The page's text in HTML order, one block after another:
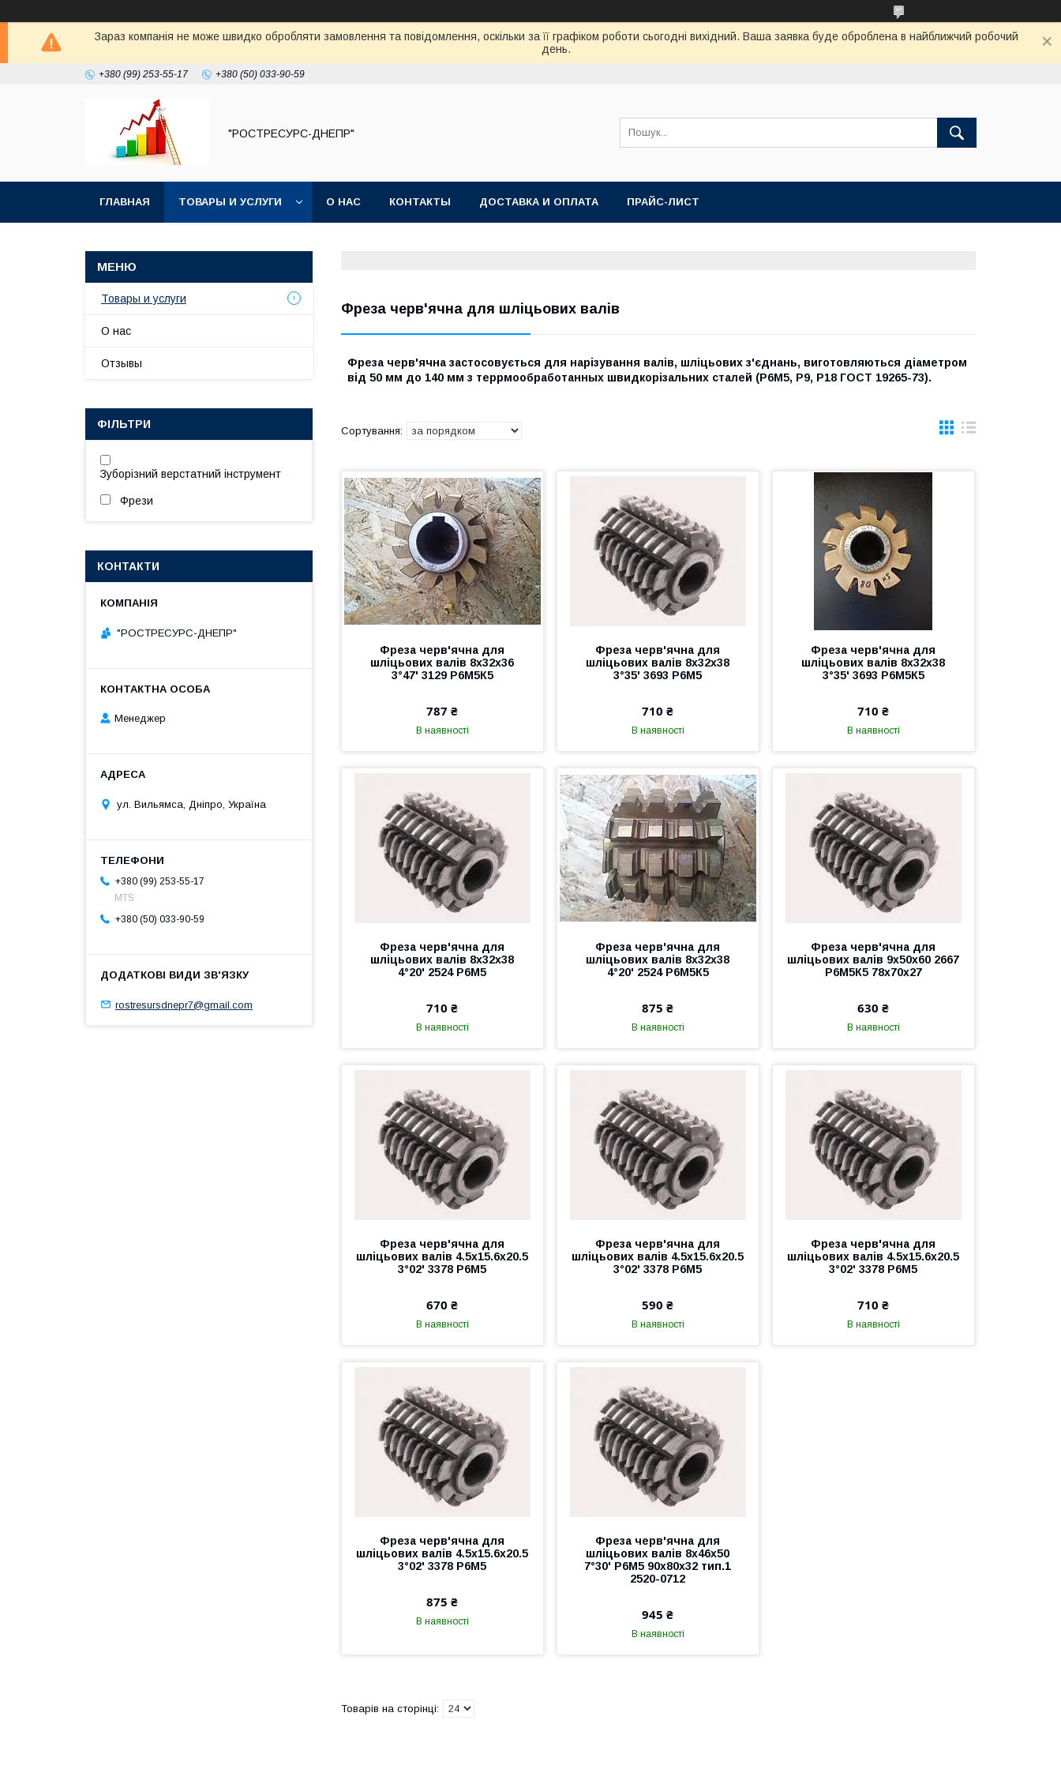
Зараз компанія не може швидко обробляти замовлення та повідомлення, оскільки за її графіком роботи сьогодні вихідний. Ваша заявка буде оброблена в найближчий робочий
день.
+380 (99) 253-55-17 +380 (50) 033-90-59
"РОСТРЕСУРС-ДНЕПР"
ГЛАВНАЯ ТОВАРЫ И УСЛУГИ О НАС КОНТАКТЫ ДОСТАВКА И ОПЛАТА ПРАЙС-ЛИСТ
Фреза черв'ячна для шліцьових валів
Фреза черв'ячна застосовується для нарізування валів, шліцьових з'єднань, виготовляються діаметром
від 50 мм до 140 мм з террмообработанных швидкорізальних сталей (Р6М5, Р9, Р18 ГОСТ 19265-73).
Фреза черв'ячна для
шліцьових валів 8х32х36
3°47' 3129 Р6М5К5
787 ₴
В наявності
Фреза черв'ячна для
шліцьових валів 8х32х38
3°35' 3693 Р6М5
710 ₴
В наявності
Фреза черв'ячна для
шліцьових валів 8х32х38
3°35' 3693 Р6М5К5
710 ₴
В наявності
Фреза черв'ячна для
шліцьових валів 8х32х38
4°20' 2524 Р6М5
710 ₴
В наявності
Фреза черв'ячна для
шліцьових валів 8х32х38
4°20' 2524 Р6М5К5
875 ₴
В наявності
Фреза черв'ячна для
шліцьових валів 9х50х60 2667
Р6М5К5 78х70х27
630 ₴
В наявності
Фреза черв'ячна для
шліцьових валів 4.5х15.6х20.5
3°02' 3378 Р6М5
670 ₴
В наявності
Фреза черв'ячна для
шліцьових валів 4.5х15.6х20.5
3°02' 3378 Р6М5
590 ₴
В наявності
Фреза черв'ячна для
шліцьових валів 4.5х15.6х20.5
3°02' 3378 Р6М5
710 ₴
В наявності
Фреза черв'ячна для
шліцьових валів 4.5х15.6х20.5
3°02' 3378 Р6М5
875 ₴
В наявності
Фреза черв'ячна для
шліцьових валів 8х46х50
7°30' Р6М5 90х80х32 тип.1
2520-0712
945 ₴
В наявності
Товары и услуги
О нас
Отзывы
ФІЛЬТРИ
Зуборізний верстатний інструмент
Фрези
КОНТАКТИ
"РОСТРЕСУРС-ДНЕПР"
Менеджер
ул. Вильямса, Дніпро, Україна
+380 (99) 253-55-17
MTS
+380 (50) 033-90-59
rostresursdnepr7@gmail.com